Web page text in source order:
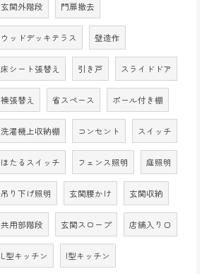
玄関外階段 門扉撤去
ウッドデッキテラス 壁造作
床シート張替え 引き戸 スライドドア
襖張替え 省スペース ポール付き棚
洗濯機上収納棚 コンセント スイッチ
ほたるスイッチ フェンス照明 庭照明
吊り下げ照明 玄関腰かけ 玄関収納
共用部階段 玄関スロープ 店舗入り口
L型キッチン I型キッチン